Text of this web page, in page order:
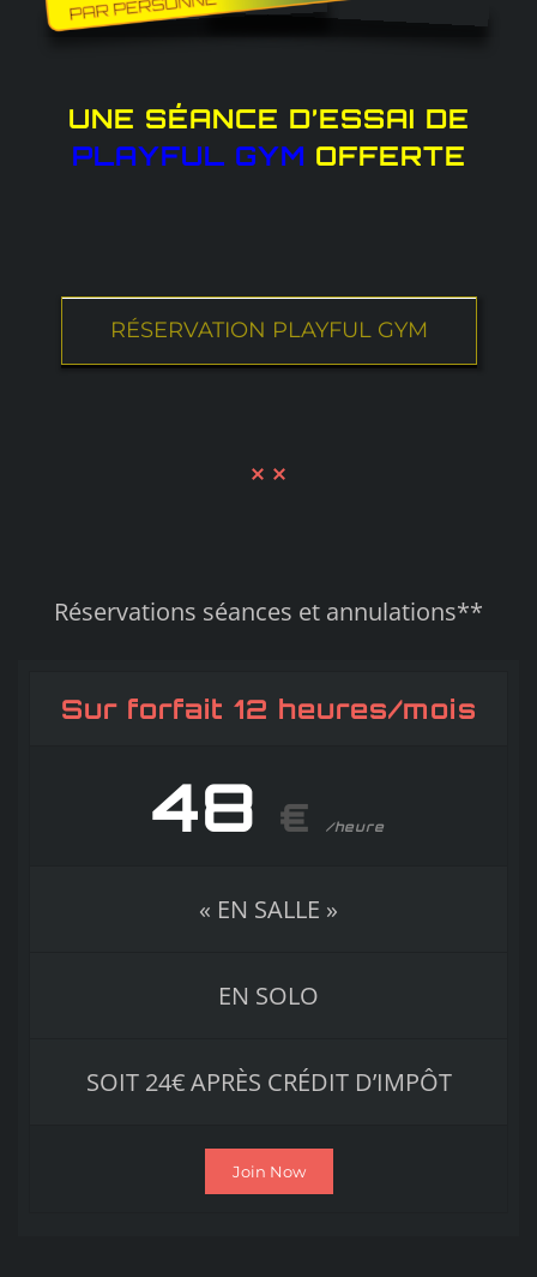
UNE SÉANCE D’ESSAI DE
PLAYFUL GYM OFFERTE
RÉSERVATION PLAYFUL GYM
Réservations séances et annulations**
Sur forfait 12 heures/mois
48 € /heure
« EN SALLE »
EN SOLO
SOIT 24€ APRÈS CRÉDIT D’IMPÔT
Join Now